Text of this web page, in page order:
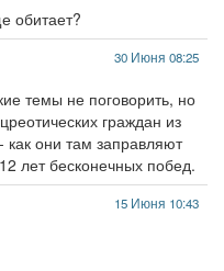
обитает?
30 Июня 08:25
темы не поговорить, но
граждан из
они там заправляют
лет бесконечных побед.
15 Июня 10:43